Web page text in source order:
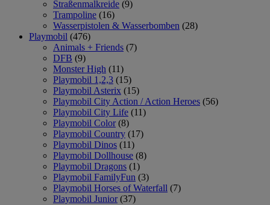
Straßenmalkreide (9)
Trampoline (16)
Wasserpistolen & Wasserbomben (28)
Playmobil (476)
Animals + Friends (7)
DFB (9)
Monster High (11)
Playmobil 1,2,3 (15)
Playmobil Asterix (15)
Playmobil City Action / Action Heroes (56)
Playmobil City Life (11)
Playmobil Color (8)
Playmobil Country (17)
Playmobil Dinos (11)
Playmobil Dollhouse (8)
Playmobil Dragons (1)
Playmobil FamilyFun (3)
Playmobil Horses of Waterfall (7)
Playmobil Junior (37)